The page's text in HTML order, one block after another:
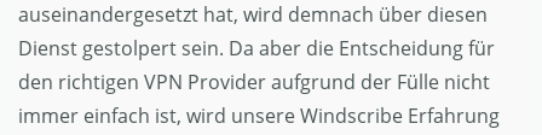
auseinandergesetzt hat, wird demnach über diesen
Dienst gestolpert sein. Da aber die Entscheidung für
den richtigen VPN Provider aufgrund der Fülle nicht
immer einfach ist, wird unsere Windscribe Erfahrung